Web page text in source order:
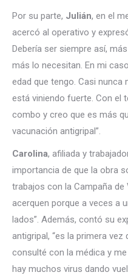
Por su parte, Julián, en el
acercó al operativo y
Debería ser siempre así,
más lo necesitan. En mi
edad que tengo. Casi nunca
está viniendo fuerte. Con el
combo y creo que es más
vacunación antigripal”.
Carolina, afiliada y
importancia de que la obra
trabajos con la Campaña de
acerquen porque a veces a
lados”. Además, contó su
antigripal, “es la primera vez
consulté con la médica y
hay muchos virus dando